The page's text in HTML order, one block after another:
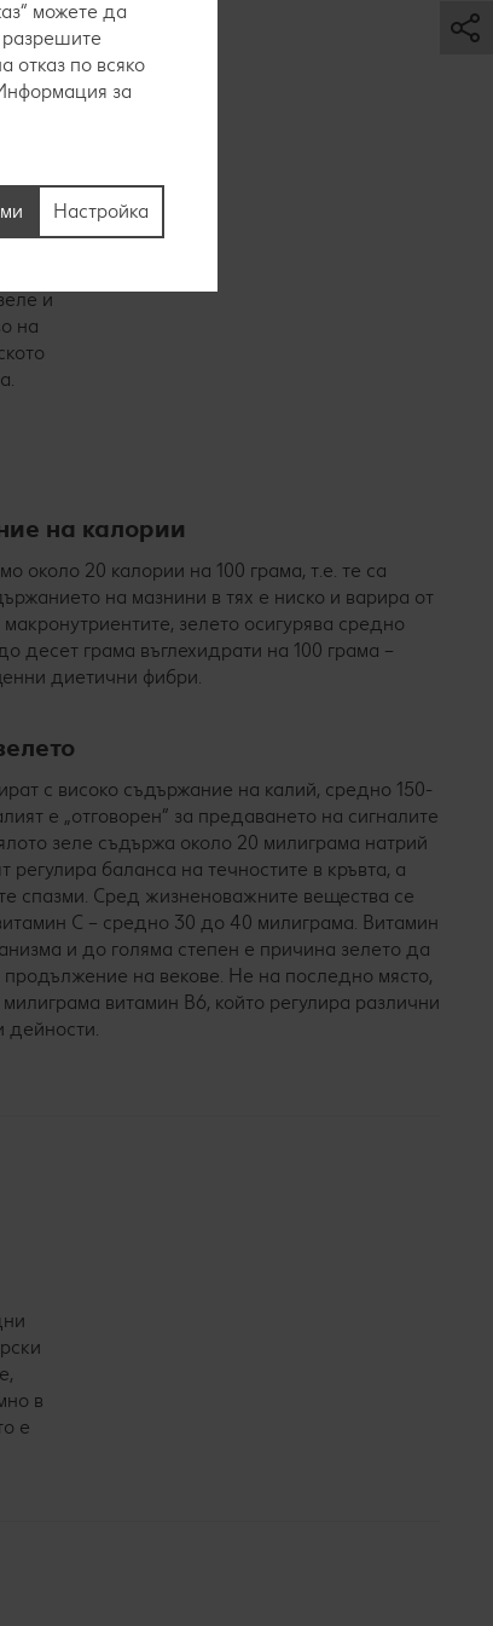
и
на
на калории
около 20 калории на 100 грама, т.е. те са
на мазнини в тях е ниско и варира от
зелето осигурява средно
десет грама въглехидрати на 100 грама –
диетични фибри.
с високо съдържание на калий, средно 150-
е „отговорен“ за предаването на сигналите
зеле съдържа около 20 милиграма натрий
регулира баланса на течностите в кръвта, а
спазми. Сред жизненоважните вещества се
С – средно 30 до 40 милиграма. Витамин
и до голяма степен е причина зелето да
на векове. Не на последно място,
витамин В6, който регулира различни
дейности.
в
е
можете да
отказ по всяко
за
Настройка